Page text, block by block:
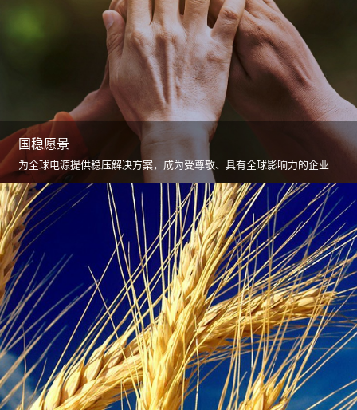
国稳愿景
为全球电源提供稳压解决方案，成为受尊敬、具有全球影响力的企业